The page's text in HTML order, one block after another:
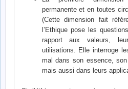
permanente et en toutes
(Cette dimension fait
l’Ethique pose les
rapport aux valeurs,
utilisations. Elle interroge
mal dans son essence,
mais aussi dans leurs